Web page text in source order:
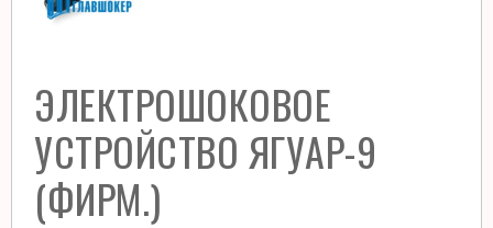
ЭЛЕКТРОШОКОВОЕ
УСТРОЙСТВО ЯГУАР-9
(ФИРМ.)